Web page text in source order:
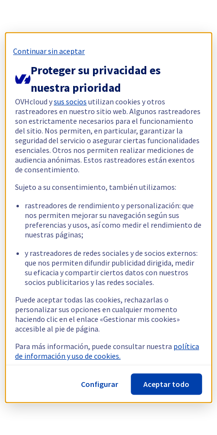
Continuar sin aceptar
Proteger su privacidad es
nuestra prioridad
OVHcloud ysus socios utilizan cookies y otros
rastreadores en nuestro sitio web. Algunos rastreadores
son estrictamente necesarios para el funcionamiento
del sitio. Nos permiten, en particular, garantizar la
seguridad del servicio o asegurar ciertas funcionalidades
esenciales. Otros nos permiten realizar mediciones de
audiencia anónimas. Estos rastreadores están exentos
de consentimiento.
Sujeto a su consentimiento, también utilizamos:
rastreadores de rendimiento y personalización: que
nos permiten mejorar su navegación según sus
preferencias y usos, así como medir el rendimiento de
nuestras páginas;
y rastreadores de redes sociales y de socios externos:
que nos permiten difundir publicidad dirigida, medir
su eficacia y compartir ciertos datos con nuestros
socios publicitarios y las redes sociales.
Puede aceptar todas las cookies, rechazarlas o
personalizar sus opciones en cualquier momento
haciendo clic en el enlace «Gestionar mis cookies»
accesible al pie de página.
Para más información, puede consultar nuestra política
de información y uso de cookies.
Configurar Aceptar todo